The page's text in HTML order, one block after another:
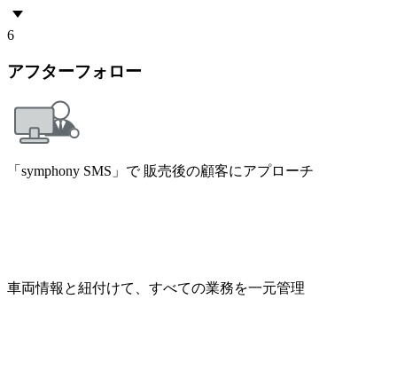
6
アフターフォロー
「symphony SMS」で 販売後の顧客にアプローチ
車両情報と紐付けて、すべての業務を一元管理